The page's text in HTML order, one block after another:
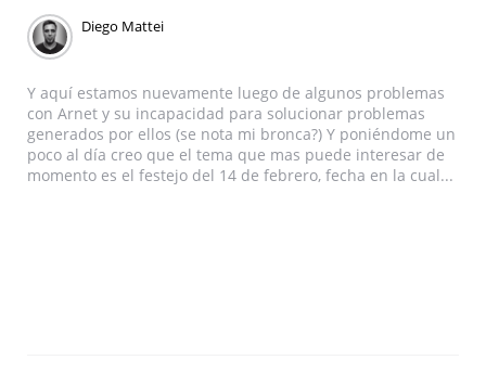
Diego Mattei
Y aquí estamos nuevamente luego de algunos problemas
con Arnet y su incapacidad para solucionar problemas
generados por ellos (se nota mi bronca?) Y poniéndome un
poco al día creo que el tema que mas puede interesar de
momento es el festejo del 14 de febrero, fecha en la cual...